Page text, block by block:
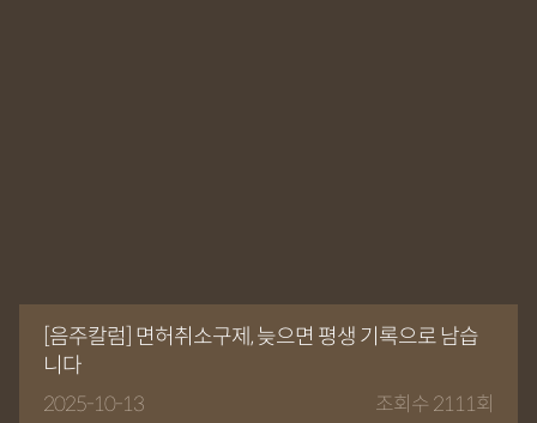
[음주칼럼] 면허취소구제, 늦으면 평생 기록으로 남습
니다
2025-10-13 조회수 2111회